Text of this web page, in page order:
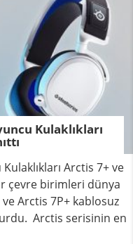
Kulaklıkları
Arctis 7+ ve
çevre birimleri dünya
Arctis 7P+ kablosuz
Arctis serisinin en